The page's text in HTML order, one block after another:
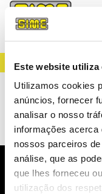
Este website utiliza
Utilizamos cookies
anúncios, fornecer
analisar o nosso
informações acerca
nossos parceiros
análise, que as
que lhes forneceu
utilização dos
NEWSLETTER